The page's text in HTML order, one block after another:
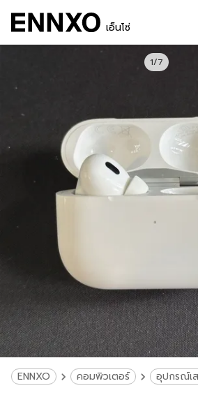
เอ็นโซ่
1/7
ENNXO คอมพิวเตอร์ อุปกรณ์เ